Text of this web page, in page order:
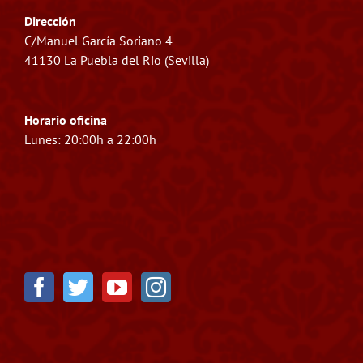
Dirección
C/Manuel García Soriano 4
41130 La Puebla del Rio (Sevilla)
Horario oficina
Lunes: 20:00h a 22:00h